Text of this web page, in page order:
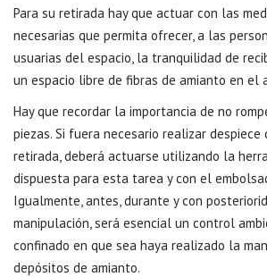
Para su retirada hay que actuar con las
necesarias que permita ofrecer, a las
usuarias del espacio, la tranquilidad de
un espacio libre de fibras de amianto en el
Hay que recordar la importancia de no
piezas. Si fuera necesario realizar despiece
retirada, deberá actuarse utilizando la
dispuesta para esta tarea y con el
Igualmente, antes, durante y con
manipulación, será esencial un control
confinado en que sea haya realizado la
depósitos de amianto.